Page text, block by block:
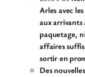
Arles avec
aux arrivants
paquetage,
affaires
sortir en
Des